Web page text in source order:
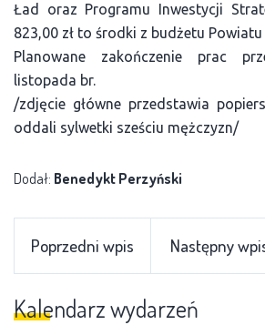
Ład oraz Programu Inwestycji
823,00 zł to środki z budżetu
Planowane zakończenie prac
listopada br.
/zdjęcie główne przedstawia
oddali sylwetki sześciu mężczyzn/
Dodał: Benedykt Perzyński
Poprzedni wpis Następny
Kalendarz wydarzeń